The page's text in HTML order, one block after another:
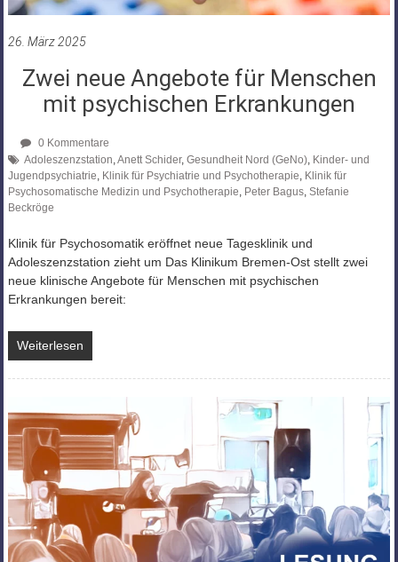
26. März 2025
Zwei neue Angebote für Menschen
mit psychischen Erkrankungen
0 Kommentare
Adoleszenzstation Anett Schider, Gesundheit Nord (GeNo), Kinder- und
Jugendpsychiatrie Klinik für Psychiatrie und Psychotherapie Klinik für
Psychosomatische Medizin und Psychotherapie Peter Bagus, Stefanie
Beckröge
Klinik für Psychosomatik eröffnet neue Tagesklinik und
Adoleszenzstation zieht um Das Klinikum Bremen-Ost stellt zwei
neue klinische Angebote für Menschen mit psychischen
Erkrankungen bereit:
Weiterlesen